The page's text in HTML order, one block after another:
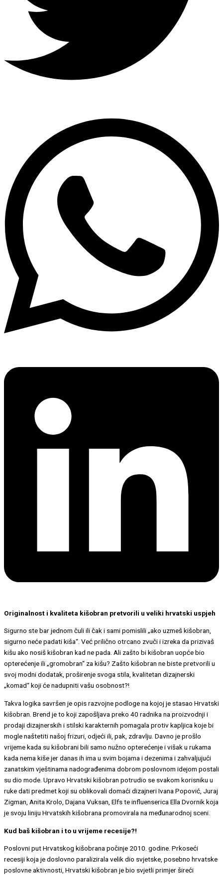
Originalnost i kvaliteta kišobran pretvorili u veliki hrvatski uspjeh
Sigurno ste bar jednom čuli ili čak i sami pomislili „ako uzmeš kišobran,
sigurno neće padati kiša“. Već prilično otrcano zvuči i izreka da prizivaš
kišu ako nosiš kišobran kad ne pada. Ali zašto bi kišobran uopće bio
opterećenje ili „gromobran“ za kišu? Zašto kišobran ne biste pretvorili u
svoj modni dodatak, proširenje svoga stila, kvalitetan dizajnerski
„komad“ koji će nadupniti vašu osobnost?!
Takva logika savršen je opis razvojne podloge na kojoj je stasao Hrvatski
kišobran. Brend je to koji zapošljava preko 40 radnika na proizvodnji i
prodaji dizajnerskih i stilski karakternih pomagala protiv kapljica koje bi
mogle naštetiti našoj frizuri, odjeći ili, pak, zdravlju. Davno je prošlo
vrijeme kada su kišobrani bili samo nužno opterećenje i višak u rukama
kada nema kiše jer danas ih ima u svim bojama i dezenima i zahvaljujući
zanatskim vještinama nadograđenima dobrom poslovnom idejom postali
su dio mode. Upravo Hrvatski kišobran potrudio se svakom korisniku u
ruke dati predmet koji su oblikovali domaći dizajneri Ivana Popović, Juraj
Zigman, Anita Krolo, Dajana Vuksan, Elfs te influenserica Ella Dvornik koja
je svoju liniju Hrvatskih kišobrana promovirala na međunarodnoj sceni.
Kud baš kišobran i to u vrijeme recesije?!
Poslovni put Hrvatskog kišobrana počinje 2010. godine. Prkoseći
recesiji koja je doslovno paralizirala velik dio svjetske, posebno hrvatske
poslovne aktivnosti, Hrvatski kišobran je bio svjetli primjer šireći